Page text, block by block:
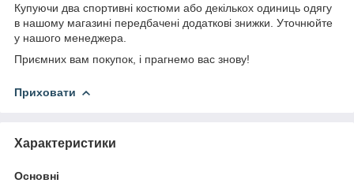
Купуючи два спортивні костюми або декількох одиниць одягу
в нашому магазині передбачені додаткові знижки. Уточнюйте
у нашого менеджера.
Приємних вам покупок, і прагнемо вас знову!
Приховати
Характеристики
Основні